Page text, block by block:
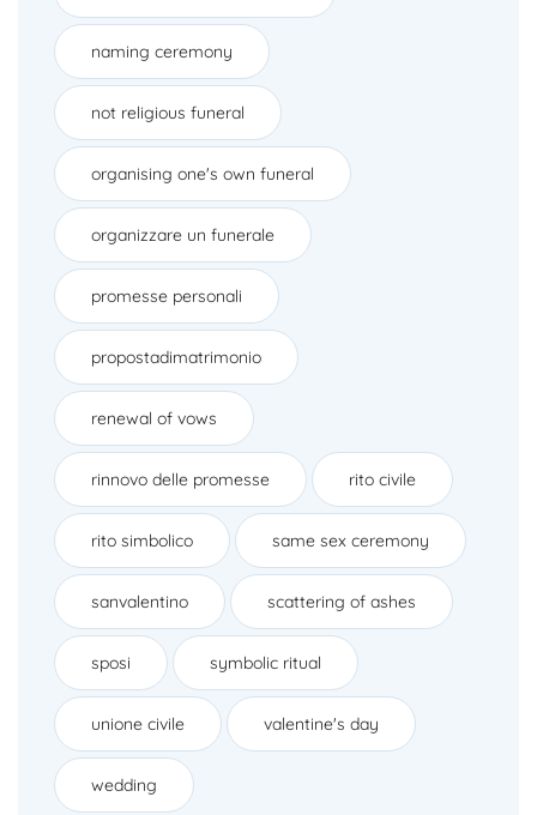
naming ceremony
not religious funeral
organising one's own funeral
organizzare un funerale
promesse personali
propostadimatrimonio
renewal of vows
rinnovo delle promesse rito civile
rito simbolico same sex ceremony
sanvalentino scattering of ashes
sposi symbolic ritual
unione civile valentine's day
wedding